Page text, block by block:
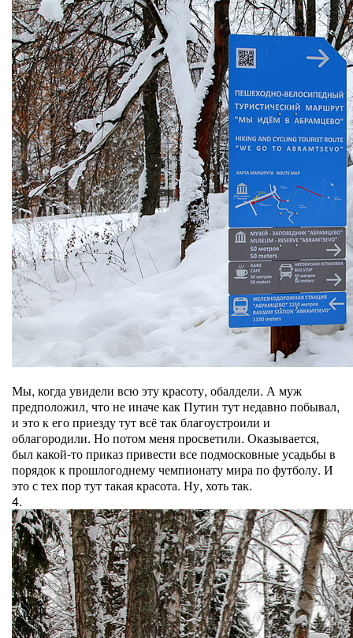
Мы, когда увидели всю эту красоту, обалдели. А муж
предположил, что не иначе как Путин тут недавно побывал,
и это к его приезду тут всё так благоустроили и
облагородили. Но потом меня просветили. Оказывается,
был какой-то приказ привести все подмосковные усадьбы в
порядок к прошлогоднему чемпионату мира по футболу. И
это с тех пор тут такая красота. Ну, хоть так.
4.